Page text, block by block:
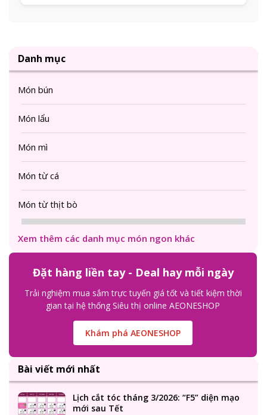
Danh mục
Món bún
Món lẩu
Món mì
Món từ cá
Món từ thịt bò
Xem thêm các danh mục món ngon khác
Đặt hàng liền tay - Deal hay mỗi ngày
Trải nghiệm mua sắm trực tuyến giá tốt và tiết kiệm thời
gian tại hệ thống Siêu thị online AEONESHOP
Khám phá AEONESHOP
Bài viết mới nhất
Lịch cắt tóc tháng 3/2026: “F5” diện mạo
mới sau Tết